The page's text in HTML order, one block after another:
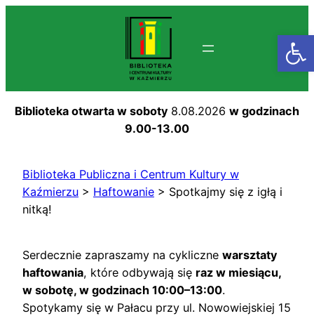
Biblioteka otwarta w soboty 8.08.2026 w godzinach
9.00-13.00
Biblioteka Publiczna i Centrum Kultury w
Kaźmierzu > Haftowanie > Spotkajmy się z igłą i
nitką!
Serdecznie zapraszamy na cykliczne warsztaty
haftowania, które odbywają się raz w miesiącu,
w sobotę, w godzinach 10:00–13:00.
Spotykamy się w Pałacu przy ul. Nowowiejskiej 15